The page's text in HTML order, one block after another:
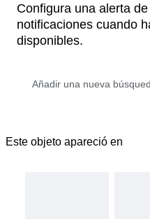
Configura una alerta
notificaciones cuando
disponibles.
Este objeto apareció en